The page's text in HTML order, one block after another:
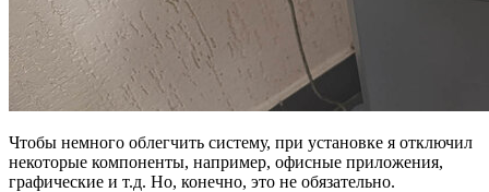
Чтобы немного облегчить систему, при установке я отключил
некоторые компоненты, например, офисные приложения,
графические и т.д. Но, конечно, это не обязательно.